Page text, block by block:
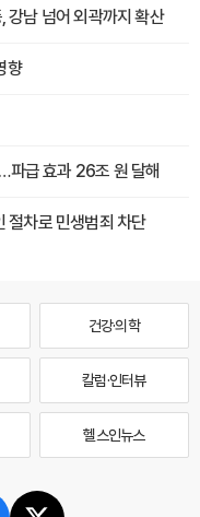
남 넘어 외곽까지 확산
향
파급 효과 26조 원 달해
절차로 민생범죄 차단
건강·의학
칼럼·인터뷰
헬스인뉴스